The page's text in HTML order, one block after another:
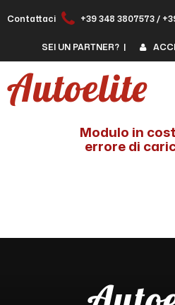
Contattaci +39 348 3807573/
SEI UN PARTNER?|
Modulo in
errore di